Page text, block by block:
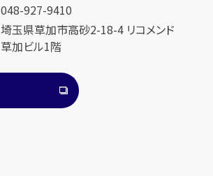
048-927-9410
埼玉県草加市高砂2-18-4 リコメンド
草加ビル1階